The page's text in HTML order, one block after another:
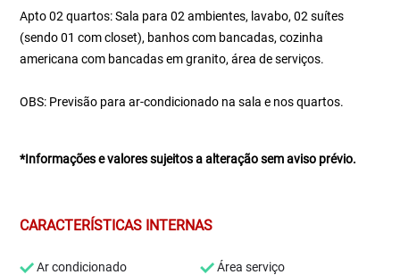
Apto 02 quartos: Sala para 02 ambientes, lavabo, 02 suítes
(sendo 01 com closet), banhos com bancadas, cozinha
americana com bancadas em granito, área de serviços.
OBS: Previsão para ar-condicionado na sala e nos quartos.
*Informações e valores sujeitos a alteração sem aviso prévio.
CARACTERÍSTICAS INTERNAS
Ar condicionado Área serviço